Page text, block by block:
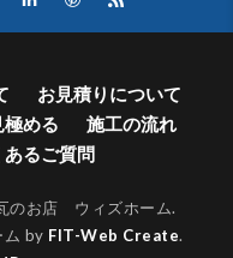
お見積りについて
める
施工の流れ
あるご質問
のお店 ウィズホーム.
ム by FIT-Web Create.